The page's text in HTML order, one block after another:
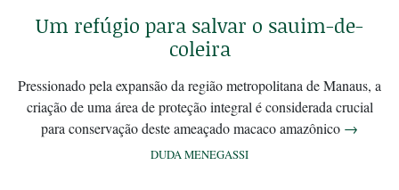
Um refúgio para salvar o sauim-de-
coleira
Pressionado pela expansão da região metropolitana de Manaus, a
criação de uma área de proteção integral é considerada crucial
para conservação deste ameaçado macaco amazônico →
DUDA MENEGASSI